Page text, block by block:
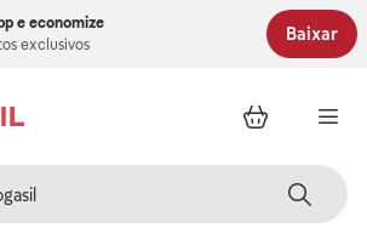
e economize
exclusivos
Baixar